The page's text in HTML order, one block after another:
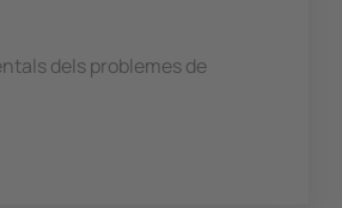
dels problemes de